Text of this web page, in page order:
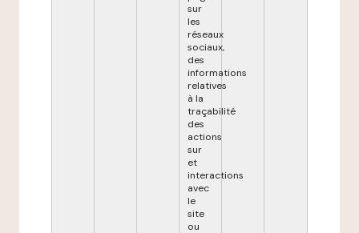
sur
les
réseaux
sociaux,
des
informations
relatives
à la
traçabilité
des
actions
sur
et
interactions
avec
le
site
ou